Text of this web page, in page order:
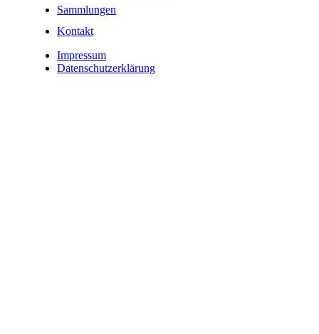
Sammlungen
Kontakt
Impressum
Datenschutzerklärung